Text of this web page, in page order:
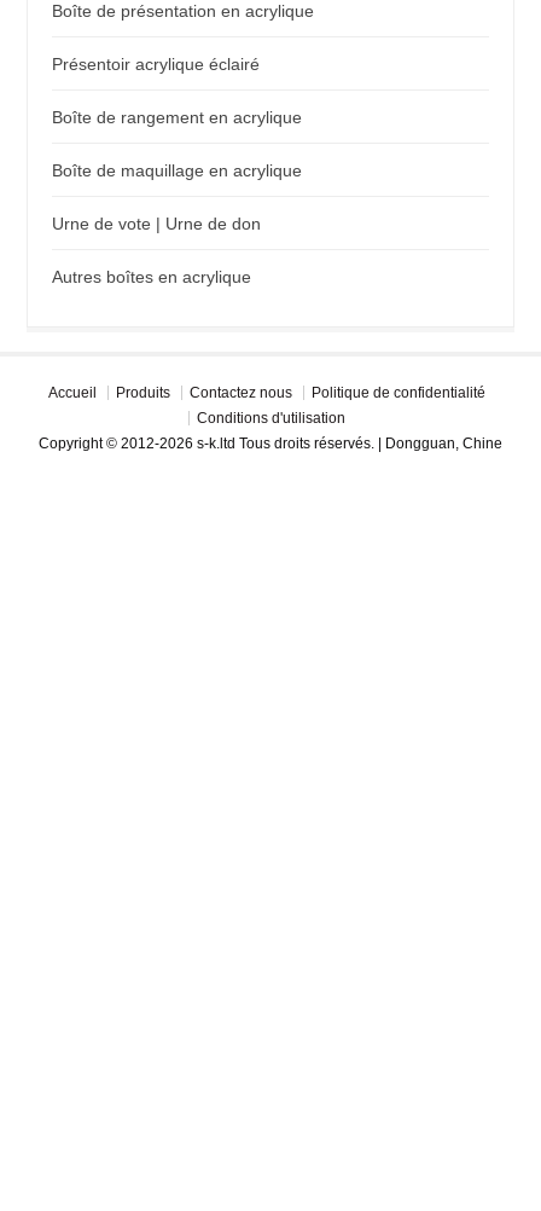
Boîte de présentation en acrylique
Présentoir acrylique éclairé
Boîte de rangement en acrylique
Boîte de maquillage en acrylique
Urne de vote | Urne de don
Autres boîtes en acrylique
Accueil Produits Contactez nous
Politique de confidentialité
Conditions d'utilisation
Copyright © 2012-2026 s-k.ltd Tous droits réservés. | Dongguan, Chine